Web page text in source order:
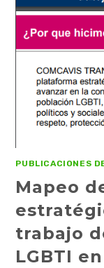
PUBLICACIONES
Mapeo
trabajo
LGBTI